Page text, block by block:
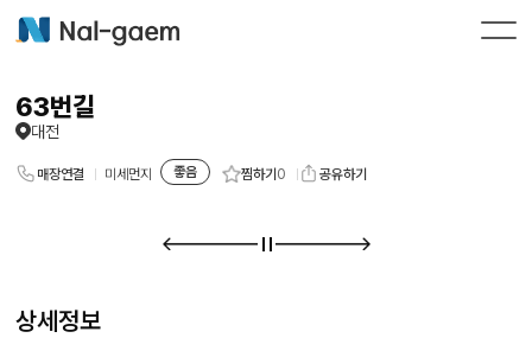
63번길
대전
매장연결 미세먼지 좋음 찜하기 0 공유하기
상세정보